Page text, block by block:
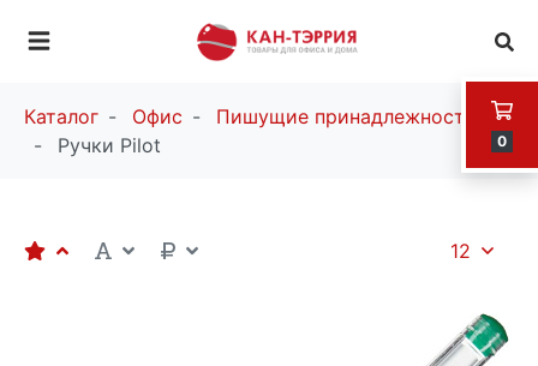
0
Каталог Офис
Пишущие принадлежности
Ручки Pilot
12